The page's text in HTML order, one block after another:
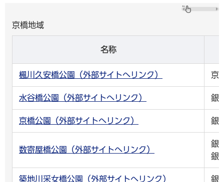
京橋地域
名称
楓川久安橋公園（外部サイトへリンク） 京
水谷橋公園（外部サイトへリンク） 銀
京橋公園（外部サイトへリンク） 銀
数寄屋橋公園（外部サイトへリンク）
銀
銀
築地川采女橋公園（外部サイトへリンク） 銀